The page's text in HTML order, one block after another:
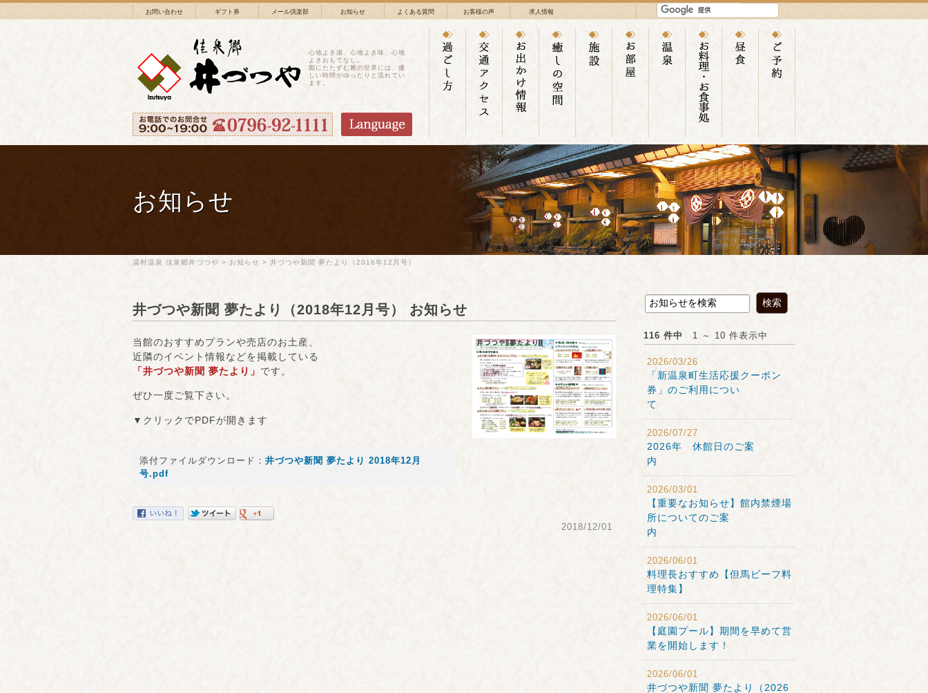
お問い合わせ ギフト券 メール倶楽部 お知らせ よくある質問 お客様の声 求人情報
心地よき湯、心地よき味、心地
よきおもてなし。
鄙にたたずむ雅の世界には、優
しい時間がゆったりと流れてい
ます。
お知らせ
湯村温泉 佳泉郷井づつや > お知らせ > 井づつや新聞 夢たより（2018年12月号）
井づつや新聞 夢たより（2018年12月号） お知らせ
当館のおすすめプランや売店のお土産、
近隣のイベント情報などを掲載している
「井づつや新聞 夢たより」 です。
ぜひ一度ご覧下さい。
▼クリックでPDFが開きます
添付ファイルダウンロード： 井づつや新聞 夢たより 2018年12月
号.pdf
2018/12/01
116 件中 1 ～ 10 件表示中
2026/03/26
「新温泉町生活応援クーポン
券」のご利用につい
て
2026/07/27
2026年 休館日のご案
内
2026/03/01
【重要なお知らせ】館内禁煙場
所についてのご案
内
2026/06/01
料理長おすすめ【但馬ビーフ料
理特集】
2026/06/01
【庭園プール】期間を早めて営
業を開始します！
2026/06/01
井づつや新聞 夢たより（2026